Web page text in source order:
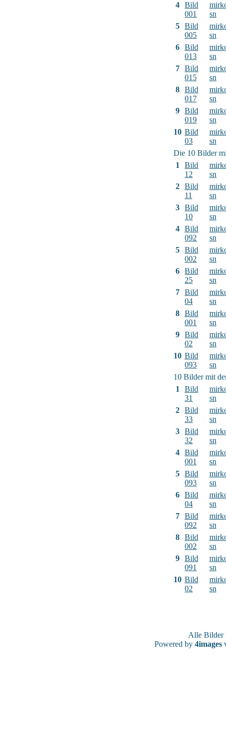
4 Bild
001
sn
5 Bild
005
sn
6 Bild
013
sn
7 Bild
015
sn
8 Bild
017
sn
9 Bild
019
sn
10 Bild
03
sn
Die 10 Bilder
1
Bild
12
sn
2 Bild
11
sn
3 Bild
10
sn
4 Bild
092
sn
5 Bild
002
sn
6 Bild
25
sn
7 Bild
04
sn
8 Bild
001
sn
9 Bild
02
sn
10 Bild
093
sn
10 Bilder mit
1
Bild
31
sn
2 Bild
33
sn
3 Bild
32
sn
4 Bild
001
sn
5 Bild
093
sn
6 Bild
04
sn
7 Bild
092
sn
8 Bild
002
sn
9 Bild
091
sn
10 Bild
02
sn
Alle
Powered by 4images